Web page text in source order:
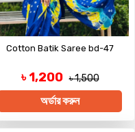
Cotton Batik Saree bd-47
৳ 1,200 ৳ 1,500
অর্ডার করুন